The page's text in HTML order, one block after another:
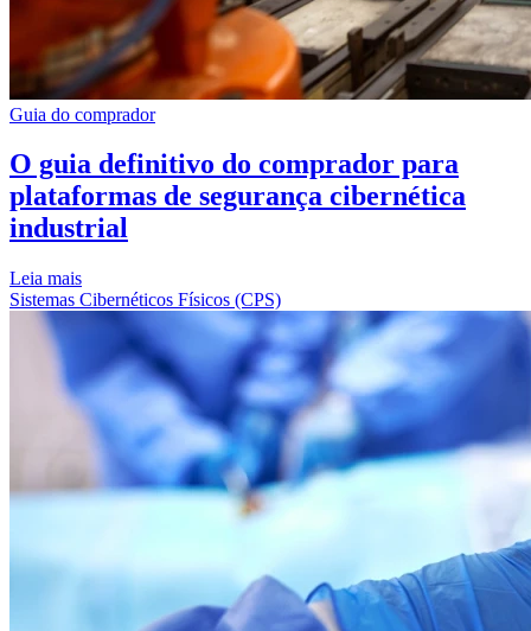
Guia do comprador
O guia definitivo do comprador para
plataformas de segurança cibernética
industrial
Leia mais
Sistemas Cibernéticos Físicos (CPS)